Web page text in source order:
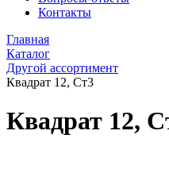
Контакты
Главная
Каталог
Другой ассортимент
Квадрат 12, Ст3
Квадрат 12,